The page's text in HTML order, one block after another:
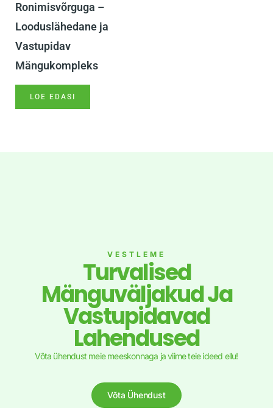
Ronimisvõrguga –
Looduslähedane ja
Vastupidav
Mängukompleks
LOE EDASI
VESTLEME
Turvalised
Mänguväljakud Ja
Vastupidavad
Lahendused
Võta ühendust meie meeskonnaga ja viime teie ideed ellu!
Võta Ühendust